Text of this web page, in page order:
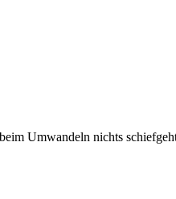
Umwandeln nichts